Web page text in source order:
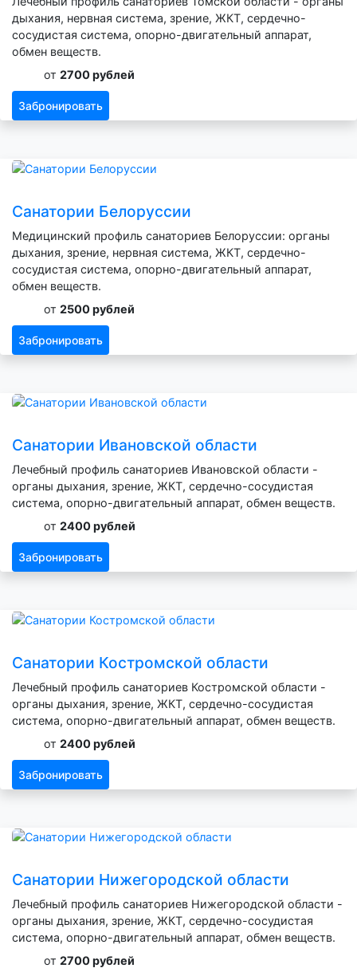
дыхания, нервная система, зрение, ЖКТ, сердечно-
сосудистая система, опорно-двигательный аппарат,
обмен веществ.
от 2700 рублей
Забронировать
Санатории Белоруссии
Медицинский профиль санаториев Белоруссии: органы
дыхания, зрение, нервная система, ЖКТ, сердечно-
сосудистая система, опорно-двигательный аппарат,
обмен веществ.
от 2500 рублей
Забронировать
Санатории Ивановской области
Лечебный профиль санаториев Ивановской области -
органы дыхания, зрение, ЖКТ, сердечно-сосудистая
система, опорно-двигательный аппарат, обмен веществ.
от 2400 рублей
Забронировать
Санатории Костромской области
Лечебный профиль санаториев Костромской области -
органы дыхания, зрение, ЖКТ, сердечно-сосудистая
система, опорно-двигательный аппарат, обмен веществ.
от 2400 рублей
Забронировать
Санатории Нижегородской области
Лечебный профиль санаториев Нижегородской области -
органы дыхания, зрение, ЖКТ, сердечно-сосудистая
система, опорно-двигательный аппарат, обмен веществ.
от 2700 рублей